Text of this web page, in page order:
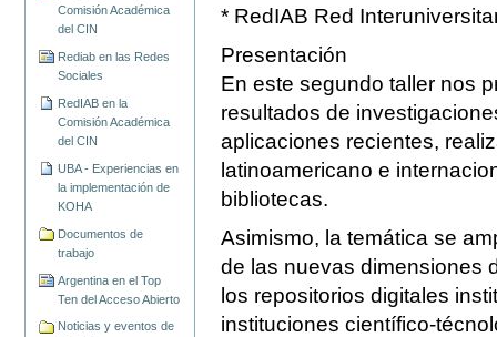
Comisión Académica
del CIN
Rediab en las Redes
Sociales
RedIAB en la
Comisión Académica
del CIN
UBA - Experiencias en
la implementación de
KOHA
Documentos de
trabajo
Argentina en el Top
Ten del Acceso Abierto
Noticias y eventos de
* RedIAB Red
Presentación
En este segundo taller nos
resultados de
aplicaciones recientes,
latinoamericano e
bibliotecas.
Asimismo, la temática se
de las nuevas dimensiones
los repositorios digitales
instituciones científico-